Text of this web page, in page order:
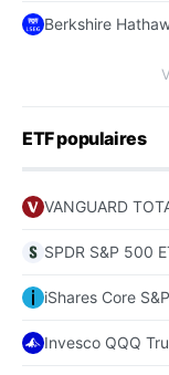
Berkshire
ETF populaires
VANGUARD
SPDR S&P 500
iShares Core
Invesco QQQ